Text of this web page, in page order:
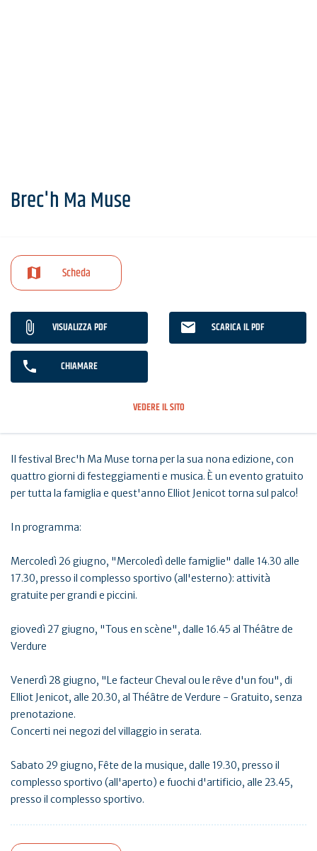
Brec'h Ma Muse
Scheda
VISUALIZZA PDF SCARICA IL PDF
CHIAMARE
VEDERE IL SITO
Il festival Brec'h Ma Muse torna per la sua nona edizione, con
quattro giorni di festeggiamenti e musica. È un evento gratuito
per tutta la famiglia e quest'anno Elliot Jenicot torna sul palco!
In programma:
Mercoledì 26 giugno, "Mercoledì delle famiglie" dalle 14.30 alle
17.30, presso il complesso sportivo (all'esterno): attività
gratuite per grandi e piccini.
giovedì 27 giugno, "Tous en scène", dalle 16.45 al Théâtre de
Verdure
Venerdì 28 giugno, "Le facteur Cheval ou le rêve d'un fou", di
Elliot Jenicot, alle 20.30, al Théâtre de Verdure - Gratuito, senza
prenotazione.
Concerti nei negozi del villaggio in serata.
Sabato 29 giugno, Fête de la musique, dalle 19.30, presso il
complesso sportivo (all'aperto) e fuochi d'artificio, alle 23.45,
presso il complesso sportivo.